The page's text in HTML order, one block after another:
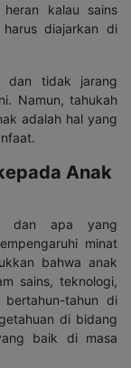
kalau sains
diajarkan di
dan tidak jarang
Namun, tahukah
adalah hal yang
Anak
dan apa yang
minat
bahwa anak
sains, teknologi,
tahun di
di bidang
baik di masa